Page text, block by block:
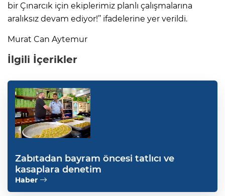
bir Çınarcık için ekiplerimiz planlı çalışmalarına
aralıksız devam ediyor!’’ ifadelerine yer verildi.
Murat Can Aytemur
İlgili İçerikler
Zabıtadan bayram öncesi tatlıcı ve
kasaplara denetim
Haber